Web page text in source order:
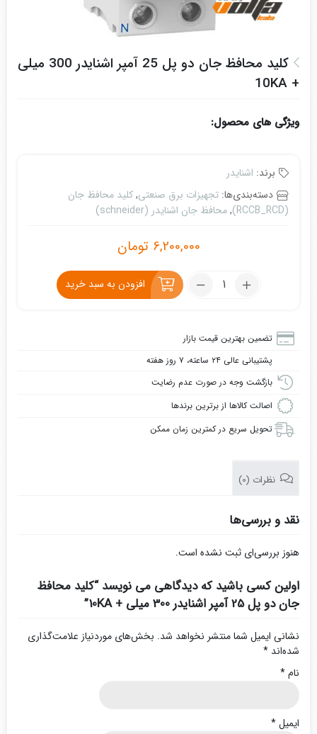
کلید محافظ جان دو پل 25 آمپر اشنایدر 300 میلی
+ 10KA
ویژگی های محصول:
برند: اشنایدر
دسته‌بندی‌ها: تجهیزات برق صنعتی,کلید محافظ جان
(RCCB_RCD)
,محافظ جان اشنایدر (schneider)
6,200,000 تومان
تعداد:
دو
پل
25
آمپر
اشنایدر
300
افزودن به سبد خرید
تضمین بهترین قیمت بازار
پشتیبانی عالی ۲۴ ساعته، ۷ روز هفته
بازگشت وجه در صورت عدم رضایت
اصالت کالاها از برترین برندها
تحویل سریع در کمترین زمان ممکن
نظرات (0)
نقد و بررسی‌ها
هنوز بررسی‌ای ثبت نشده است.
اولین کسی باشید که دیدگاهی می نویسد “کلید محافظ
جان دو پل 25 آمپر اشنایدر 300 میلی + 10KA”
نشانی ایمیل شما منتشر نخواهد شد. بخش‌های موردنیاز علامت‌گذاری
شده‌اند *
نام*
ایمیل*